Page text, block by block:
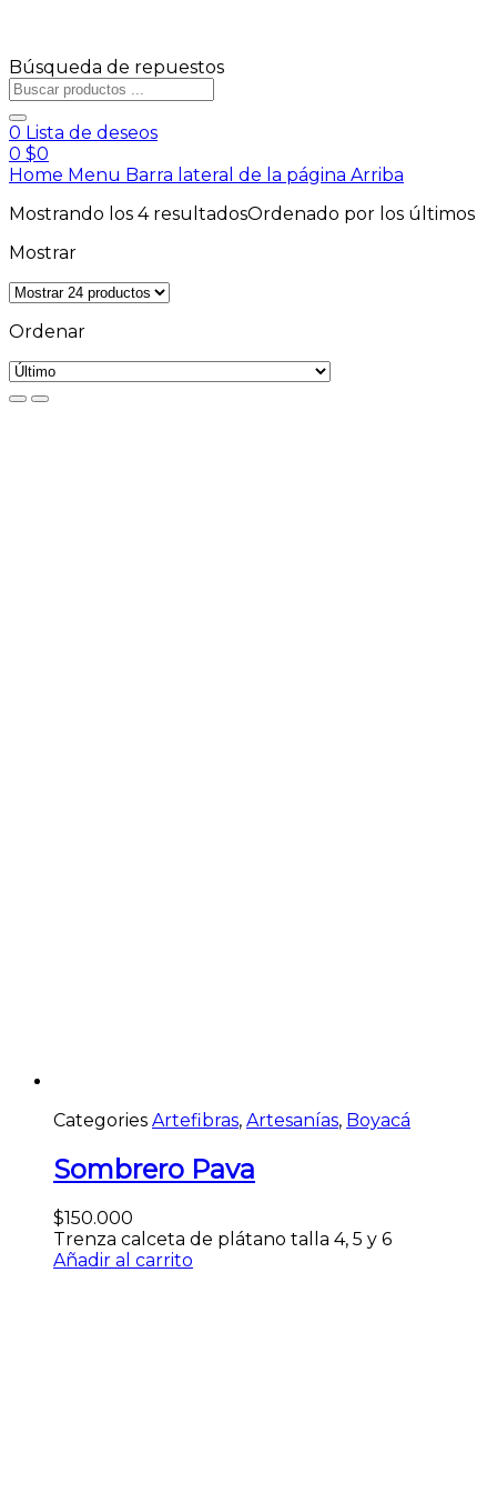
Búsqueda de repuestos
0 Lista de deseos
0 $0
Home Menu Barra lateral de la página Arriba
Mostrando los 4 resultadosOrdenado por los últimos
Mostrar
Ordenar
Categories Artefibras, Artesanías, Boyacá
Sombrero Pava
$150.000
Trenza calceta de plátano talla 4, 5 y 6
Añadir al carrito